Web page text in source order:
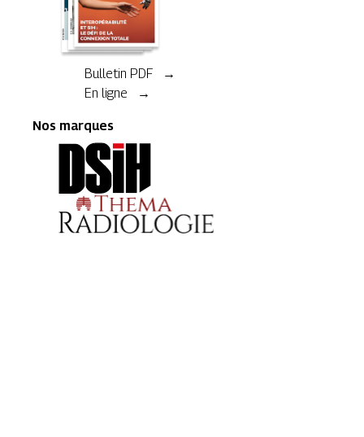
Bulletin PDF →
En ligne →
Nos marques